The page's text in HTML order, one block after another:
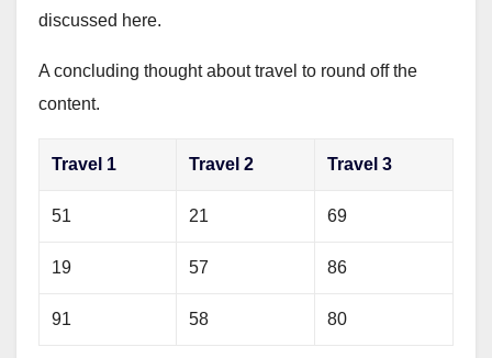
discussed here.
A concluding thought about travel to round off the
content.
Travel 1 Travel 2 Travel 3
51 21 69
19 57 86
91 58 80